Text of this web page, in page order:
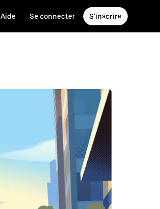
Aide Se connecter S'inscrire